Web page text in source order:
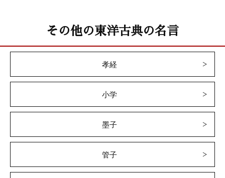
その他の東洋古典の名言
孝経
小学
墨子
管子